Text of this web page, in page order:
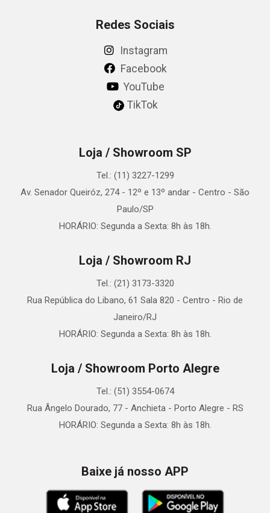
Redes Sociais
Instagram
Facebook
YouTube
TikTok
Loja / Showroom SP
Tel.: (11) 3227-1299
Av. Senador Queiróz, 274 - 12º e 13º andar - Centro - São
Paulo/SP
HORÁRIO: Segunda a Sexta: 8h às 18h.
Loja / Showroom RJ
Tel.: (21) 3173-3320
Rua República do Libano, 61 Sala 820 - Centro - Rio de
Janeiro/RJ
HORÁRIO: Segunda a Sexta: 8h às 18h.
Loja / Showroom Porto Alegre
Tel.: (51) 3554-0674
Rua Ângelo Dourado, 77 - Anchieta - Porto Alegre - RS
HORÁRIO: Segunda a Sexta: 8h às 18h.
Baixe já nosso APP